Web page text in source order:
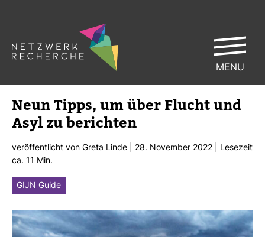
Neun Tipps, um über Flucht und
Asyl zu berichten
ver­öf­fent­licht von Greta Linde | 28. November 2022 | Lese­zeit
ca. 11 Min.
GIJN Guide
MENU